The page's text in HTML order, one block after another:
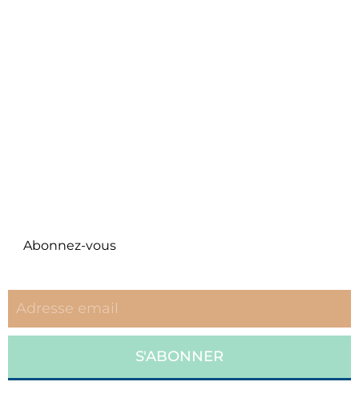
Abonnez-vouseccc repudiandae est voluptatem.
S'ABONNER